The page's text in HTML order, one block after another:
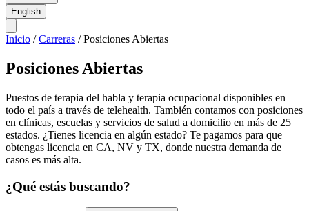
English
Inicio /Carreras /Posiciones Abiertas
Posiciones Abiertas
Puestos de terapia del habla y terapia ocupacional disponibles en
todo el país a través de telehealth. También contamos con posiciones
en clínicas, escuelas y servicios de salud a domicilio en más de 25
estados. ¿Tienes licencia en algún estado? Te pagamos para que
obtengas licencia en CA, NV y TX, donde nuestra demanda de
casos es más alta.
¿Qué estás buscando?